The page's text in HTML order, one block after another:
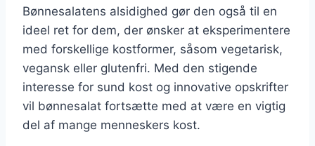
Bønnesalatens alsidighed gør den også til en
ideel ret for dem, der ønsker at eksperimentere
med forskellige kostformer, såsom vegetarisk,
vegansk eller glutenfri. Med den stigende
interesse for sund kost og innovative opskrifter
vil bønnesalat fortsætte med at være en vigtig
del af mange menneskers kost.